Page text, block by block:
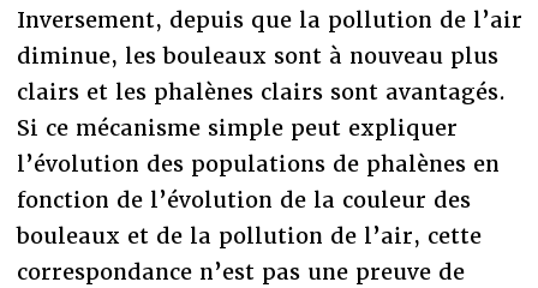
Inversement, depuis que la pollution de l’air
diminue, les bouleaux sont à nouveau plus
clairs et les phalènes clairs sont avantagés.
Si ce mécanisme simple peut expliquer
l’évolution des populations de phalènes en
fonction de l’évolution de la couleur des
bouleaux et de la pollution de l’air, cette
correspondance n’est pas une preuve de